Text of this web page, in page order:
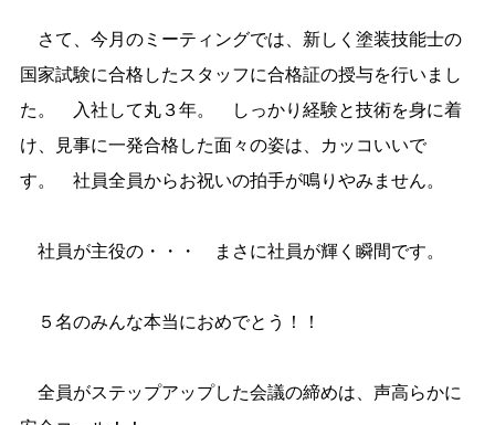
さて、今月のミーティングでは、新しく塗装技能士の
国家試験に合格したスタッフに合格証の授与を行いまし
た。 入社して丸３年。 しっかり経験と技術を身に着
け、見事に一発合格した面々の姿は、カッコいいで
す。 社員全員からお祝いの拍手が鳴りやみません。
社員が主役の・・・ まさに社員が輝く瞬間です。
５名のみんな本当におめでとう！！
全員がステップアップした会議の締めは、声高らかに